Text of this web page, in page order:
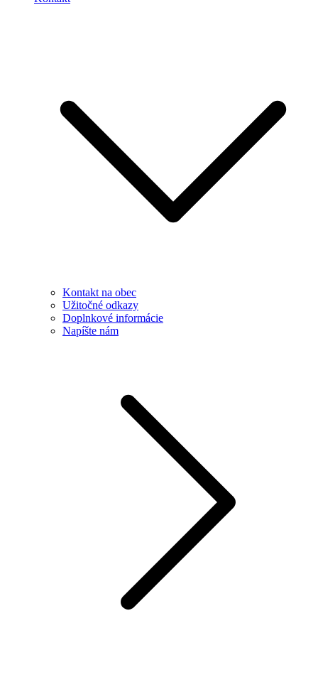
Kontakt na obec
Užitočné odkazy
Doplnkové informácie
Napíšte nám